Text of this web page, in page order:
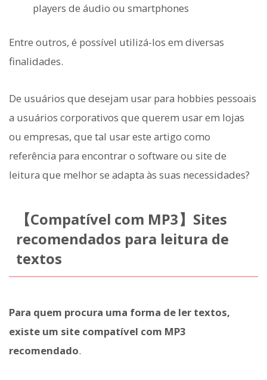
players de áudio ou smartphones
Entre outros, é possível utilizá-los em diversas
finalidades.
De usuários que desejam usar para hobbies pessoais
a usuários corporativos que querem usar em lojas
ou empresas, que tal usar este artigo como
referência para encontrar o software ou site de
leitura que melhor se adapta às suas necessidades?
【Compatível com MP3】Sites
recomendados para leitura de
textos
Para quem procura uma forma de ler textos,
existe um site compatível com MP3
recomendado.